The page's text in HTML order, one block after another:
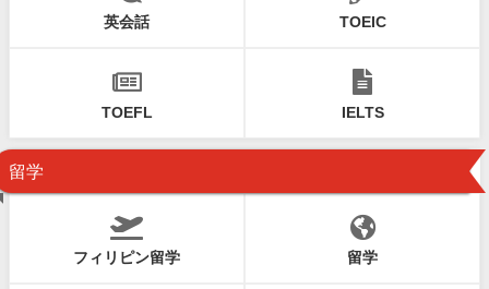
英会話 TOEIC
TOEFL IELTS
留学
フィリピン留学 留学